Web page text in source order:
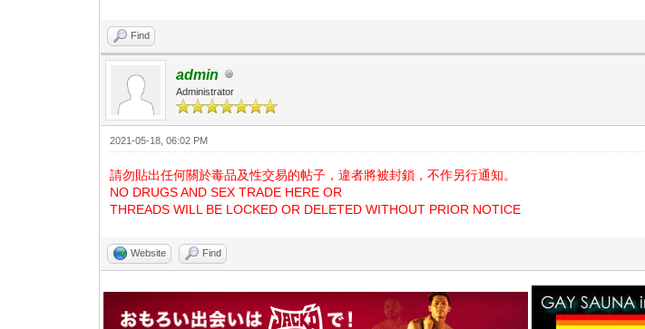
Find
admin
Administrator
2021-05-18, 06:02 PM
請勿貼出任何關於毒品及性交易的帖子，違者將被封鎖，不作另行通知。
NO DRUGS AND SEX TRADE HERE OR
THREADS WILL BE LOCKED OR DELETED WITHOUT PRIOR NOTICE
Website Find